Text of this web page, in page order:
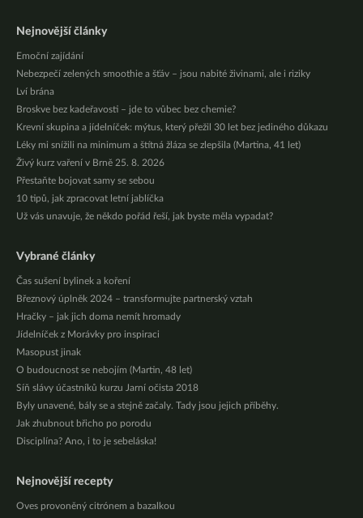
Nejnovější články
Emoční zajídání
Nebezpečí zelených smoothie a šťáv – jsou nabité živinami, ale i riziky
Lví brána
Broskve bez kadeřavosti – jde to vůbec bez chemie?
Krevní skupina a jídelníček: mýtus, který přežil 30 let bez jediného důkazu
Léky mi snížili na minimum a štítná žláza se zlepšila (Martina, 41 let)
Živý kurz vaření v Brně 25. 8. 2026
Přestaňte bojovat samy se sebou
10 tipů, jak zpracovat letní jablíčka
Už vás unavuje, že někdo pořád řeší, jak byste měla vypadat?
Vybrané články
Čas sušení bylinek a koření
Březnový úplněk 2024 – transformujte partnerský vztah
Hračky – jak jich doma nemít hromady
Jídelníček z Morávky pro inspiraci
Masopust jinak
O budoucnost se nebojím (Martin, 48 let)
Síň slávy účastníků kurzu Jarní očista 2018
Byly unavené, bály se a stejně začaly. Tady jsou jejich příběhy.
Jak zhubnout břicho po porodu
Disciplína? Ano, i to je sebeláska!
Nejnovější recepty
Oves provoněný citrónem a bazalkou